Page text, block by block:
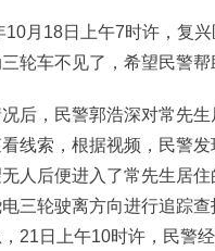
18日上午7时许，复兴
轮车不见了，希望民警帮
，民警郭浩深对常先生
线索，根据视频，民警
人后便进入了常先生居
三轮驶离方向进行追踪
21日上午10时许，民警